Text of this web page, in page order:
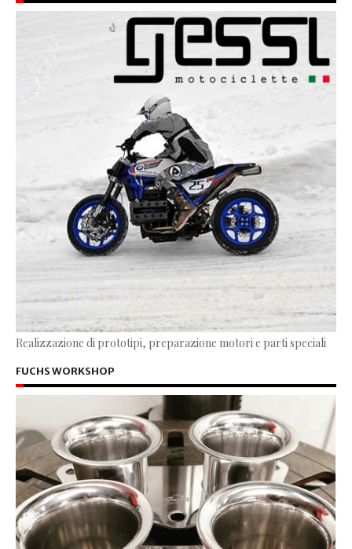
Realizzazione di prototipi, preparazione motori e parti speciali
FUCHS WORKSHOP